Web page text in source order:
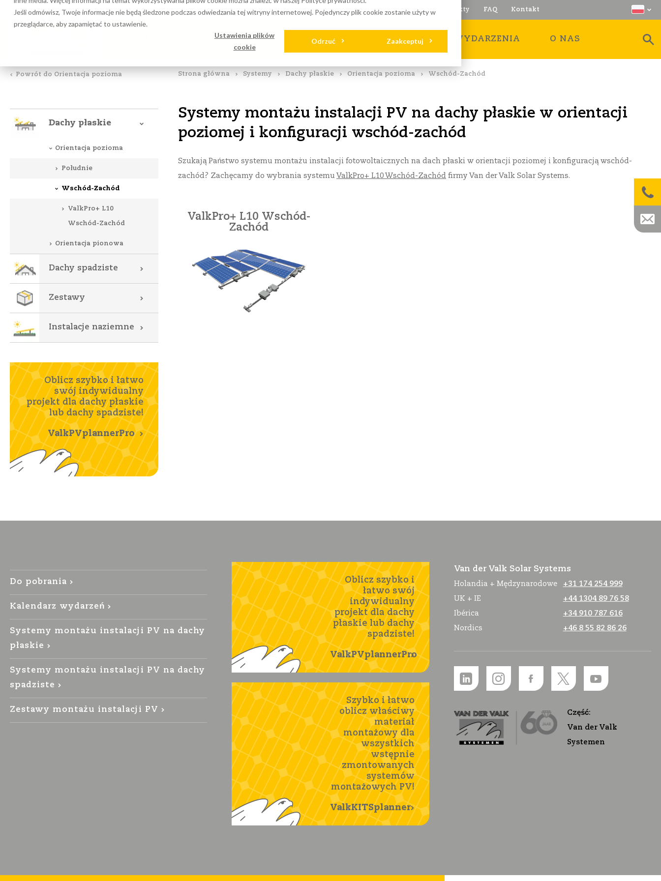
Jeśli odmówisz, Twoje informacje nie będą śledzone podczas odwiedzania tej witryny internetowej. Pojedynczy plik cookie zostanie użyty w
przeglądarce, aby zapamiętać to ustawienie.
Ustawienia plików
cookie
Zaakceptuj
Odrzuć
VALKCABLECARE VALKSOLARFIX SERWIS I WYDARZENIA O NAS
Program obliczeniowy Do pobrania Dystrybutorzy Instalatorzy Blogs Projekty FAQ Kontakt
Strona główna Systemy Dachy płaskie Orientacja pozioma Wschód-Zachód
Systemy montażu instalacji PV na dachy płaskie w orientacji
poziomej i konfiguracji wschód-zachód
Szukają Państwo systemu montażu instalacji fotowoltaicznych na dach płaski w orientacji poziomej i konfiguracją wschód-
zachód? Zachęcamy do wybrania systemu ValkPro+ L10 Wschód-Zachód firmy Van der Valk Solar Systems.
ValkPro+ L10 Wschód-
Zachód
Powrót do Orientacja pozioma
Dachy płaskie
Orientacja pozioma
Południe
Wschód-Zachód
ValkPro+ L10
Wschód-Zachód
Orientacja pionowa
Dachy spadziste
Zestawy
Instalacje naziemne
Oblicz szybko i łatwo
swój indywidualny
projekt dla dachy płaskie
lub dachy spadziste!
ValkPVplannerPro
Do pobrania
Kalendarz wydarzeń
Systemy montażu instalacji PV na dachy
płaskie
Systemy montażu instalacji PV na dachy
spadziste
Zestawy montażu instalacji PV
Oblicz szybko i
łatwo swój
indywidualny
projekt dla dachy
płaskie lub dachy
spadziste!
ValkPVplannerPro
Szybko i łatwo
oblicz właściwy
materiał
montażowy dla
wszystkich
wstępnie
zmontowanych
systemów
montażowych PV!
ValkKITSplanner
Van der Valk Solar Systems
Holandia + Mędzynarodowe
+31 174 254 999
UK + IE
+44 1304 89 76 58
Ibérica
+34 910 787 616
Nordics
+46 8 55 82 86 26
Część:
Van der Valk
Systemen